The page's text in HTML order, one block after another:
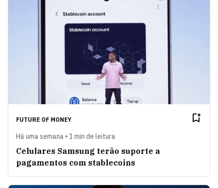
FUTURE OF MONEY
Há uma semana • 1 min de leitura
Celulares Samsung terão suporte a
pagamentos com stablecoins